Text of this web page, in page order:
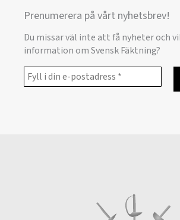
Prenumerera på vårt nyhetsbrev!
Du missar väl inte att få nyheter och
information om Svensk Fäktning?